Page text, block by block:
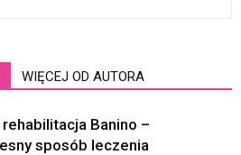
WIĘCEJ OD AUTORA
Banino –
sposób leczenia